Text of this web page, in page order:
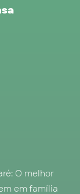
O melhor
em família